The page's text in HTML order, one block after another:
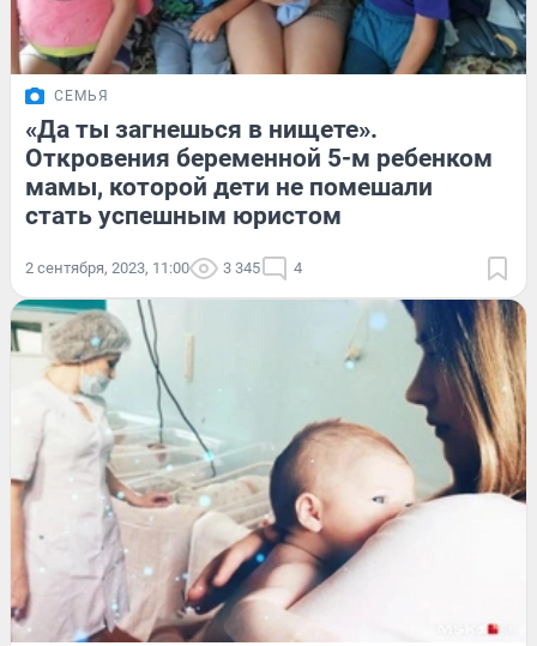
СЕМЬЯ
«Да ты загнешься в нищете».
Откровения беременной 5-м ребенком
мамы, которой дети не помешали
стать успешным юристом
2 сентября, 2023, 11:00 3 345 4